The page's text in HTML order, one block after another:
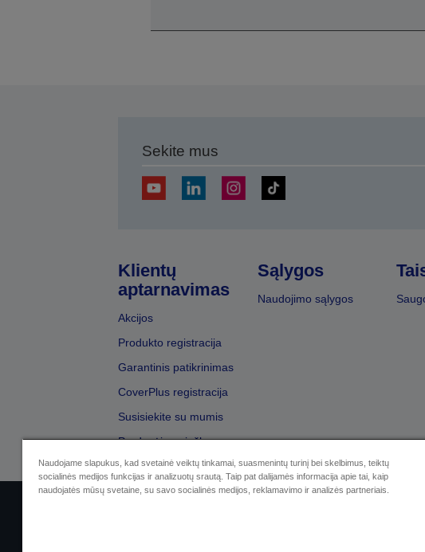
Sekite mus
Klientų
aptarnavimas
Akcijos
Produkto registracija
Garantinis patikrinimas
CoverPlus registracija
Susisiekite su mumis
Pardavėjų paieška
Sąlygos
Naudojimo sąlygos
Naudojame slapukus, kad svetainė veiktų tinkamai, suasmenintų turinį bei skelbimus, teiktų
socialinės medijos funkcijas ir analizuotų srautą. Taip pat dalijamės informacija apie tai, kaip
naudojatės mūsų svetaine, su savo socialinės medijos, reklamavimo ir analizės partneriais.